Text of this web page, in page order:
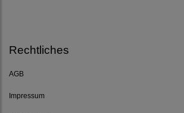
Rechtliches
AGB
Impressum